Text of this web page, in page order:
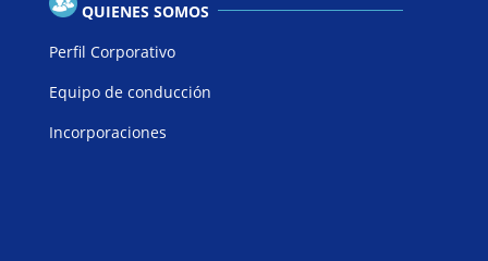
QUIENES SOMOS
Perfil Corporativo
Equipo de conducción
Incorporaciones